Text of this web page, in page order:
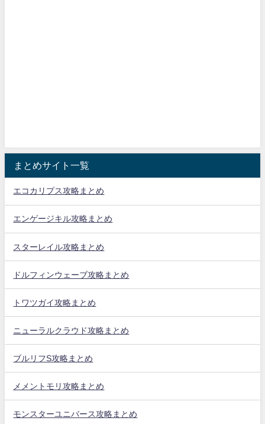
まとめサイト一覧
エコカリプス攻略まとめ
エンゲージキル攻略まとめ
スターレイル攻略まとめ
ドルフィンウェーブ攻略まとめ
トワツガイ攻略まとめ
ニューラルクラウド攻略まとめ
ブルリフS攻略まとめ
メメントモリ攻略まとめ
モンスターユニバース攻略まとめ